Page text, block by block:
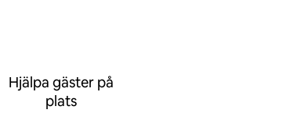
Hjälpa gäster på
plats